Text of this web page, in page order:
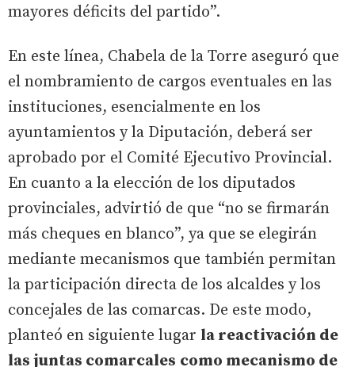
mayores déficits del partido”.
En este línea, Chabela de la Torre aseguró que
el nombramiento de cargos eventuales en las
instituciones, esencialmente en los
ayuntamientos y la Diputación, deberá ser
aprobado por el Comité Ejecutivo Provincial.
En cuanto a la elección de los diputados
provinciales, advirtió de que “no se firmarán
más cheques en blanco”, ya que se elegirán
mediante mecanismos que también permitan
la participación directa de los alcaldes y los
concejales de las comarcas. De este modo,
planteó en siguiente lugar la reactivación de
las juntas comarcales como mecanismo de